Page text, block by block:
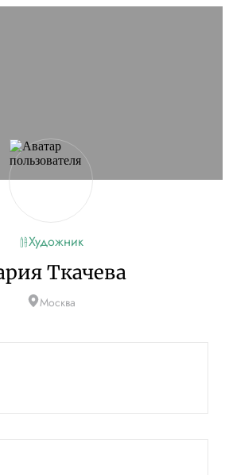
Artists.ru.
Художник
Ткачева
Москва